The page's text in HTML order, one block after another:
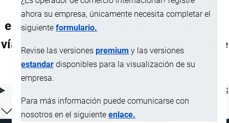
ahora su empresa, únicamente necesita completar el
siguienteformulario.
Revise las versionespremium y las versiones
estandar disponibles para la visualización de su
empresa.
Para más información puede comunicarse con
nosotros en el siguienteenlace.
vagones taller, vagones grúa, vagones
equipados para apisonar balasto, alinear
vías, coches para ensayos y vagonetas de
inspección de vías)
ÍNDICE DE CONTENIDOS